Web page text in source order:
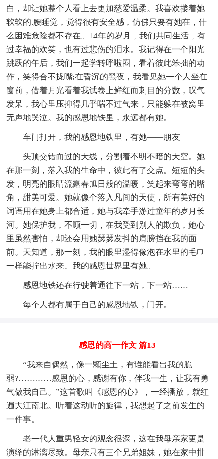
白，却让她整个人看上去更加慈爱温柔。我喜欢搂着她
软软的.腰睡觉，觉得很有安全感，仿佛只要有她在，什
么困难危险都不存在。14年的岁月，我们共同生活，有
过幸福的欢笑，也有过悲伤的泪水。我记得在一个阳光
跳跃的午后，我们一起学转呼啦圈，看着彼此笨拙的动
作，笑得合不拢嘴;在昏沉的黑夜，我看见她一个人坐在
窗前，借着月光看着我试卷上鲜红而刺目的分数，叹气
发呆，我心里压抑得几乎喘不过气来，只能躲在被窝里
无声地哭泣。我的感恩地铁里，永远都有她。
车门打开，我的感恩地铁里，有她——朋友
头顶交错而过的天线，分割着不明不暗的天空。她
在那一刻，落入我的生命中，彼此有了交点。短短的头
发，明亮的眼睛流露春旭日般的温暖，笑起来弯弯的嘴
角，甜美可爱。她就像个落入凡间的天使，所有美好的
词语用在她身上都合适，她与我牵手游过童年的岁月长
河。她保护我，不顾一切，在我受到别人的欺负，她心
里虽然害怕，却还会用她瑟瑟发抖的肩膀挡在我的面
前。天知道，那一刻，我的眼里湿得像泡在水里的毛巾
一样能拧出水来。我的感恩世界里有她。
感恩地铁还在行驶着通往下一站，下一站……
每个人都有属于自己的感恩地铁，门开。
感恩的高一作文 篇13
“我来自偶然，像一颗尘土，有谁能看出我的脆
弱?…………感恩的心，感谢有你，伴我一生，让我有勇
气做我自己。”这首歌叫《感恩的心》，一经播放，就红
遍大江南北。听着这动听的旋律，我想起了之前发生的
一件事。
老一代人重男轻女的观念很深，这在我母亲家更是
演绎的淋漓尽致。母亲只有三个兄弟姐妹，她在家中排